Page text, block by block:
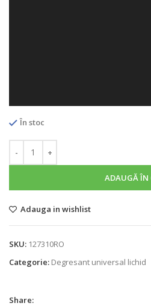
În stoc
ADAUGĂ ÎN
Adauga in wishlist
SKU: 127310RO
Categorie: Degresant universal lichid
Share: